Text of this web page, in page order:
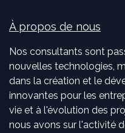
À propos de nous
Nos consultants sont
nouvelles technologies,
dans la création et le
innovantes pour les
vie et à l'évolution des
nous avons sur l'activité